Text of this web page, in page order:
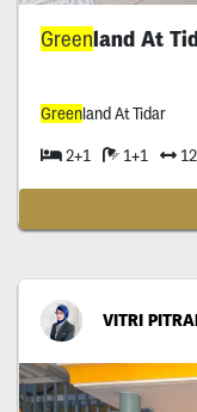
Greenland At
Greenland At Tidar
2+1 1+1
VITRI